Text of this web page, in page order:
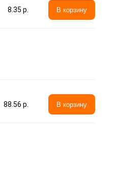
8.35 p. В корзину
88.56 p. В корзину